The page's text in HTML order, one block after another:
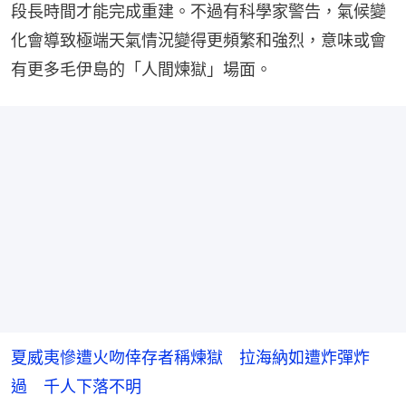
段長時間才能完成重建。不過有科學家警告，氣候變
化會導致極端天氣情況變得更頻繁和強烈，意味或會
有更多毛伊島的「人間煉獄」場面。
夏威夷慘遭火吻倖存者稱煉獄 拉海納如遭炸彈炸
過 千人下落不明